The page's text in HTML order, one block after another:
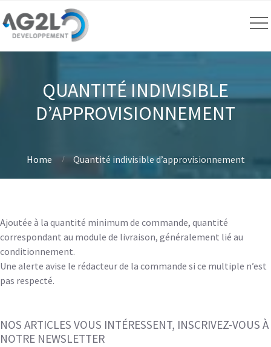
QUANTITÉ INDIVISIBLE
D’APPROVISIONNEMENT
Home Quantité indivisible d’approvisionnement
Ajoutée à la quantité minimum de commande, quantité
correspondant au module de livraison, généralement lié au
conditionnement.
Une alerte avise le rédacteur de la commande si ce multiple n’est
pas respecté.
NOS ARTICLES VOUS INTÉRESSENT, INSCRIVEZ-VOUS À
NOTRE NEWSLETTER